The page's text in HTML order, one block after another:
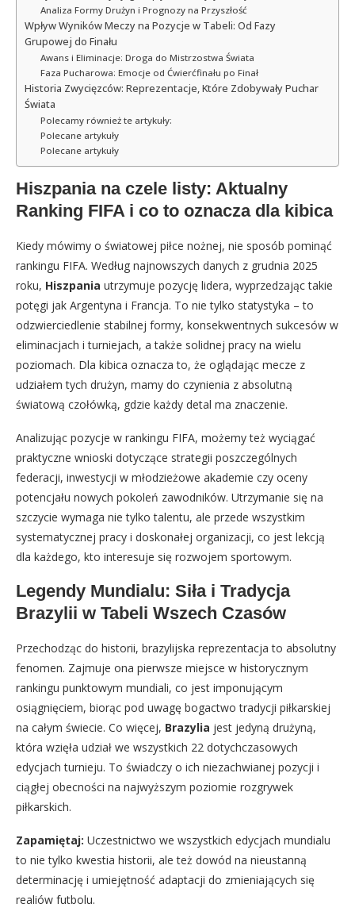
Analiza Formy Drużyn i Prognozy na Przyszłość
Wpływ Wyników Meczy na Pozycje w Tabeli: Od Fazy
Grupowej do Finału
Awans i Eliminacje: Droga do Mistrzostwa Świata
Faza Pucharowa: Emocje od Ćwierćfinału po Finał
Historia Zwycięzców: Reprezentacje, Które Zdobywały Puchar
Świata
Polecamy również te artykuły:
Polecane artykuły
Polecane artykuły
Hiszpania na czele listy: Aktualny
Ranking FIFA i co to oznacza dla kibica
Kiedy mówimy o światowej piłce nożnej, nie sposób pominąć
rankingu FIFA. Według najnowszych danych z grudnia 2025
roku, Hiszpania utrzymuje pozycję lidera, wyprzedzając takie
potęgi jak Argentyna i Francja. To nie tylko statystyka – to
odzwierciedlenie stabilnej formy, konsekwentnych sukcesów w
eliminacjach i turniejach, a także solidnej pracy na wielu
poziomach. Dla kibica oznacza to, że oglądając mecze z
udziałem tych drużyn, mamy do czynienia z absolutną
światową czołówką, gdzie każdy detal ma znaczenie.
Analizując pozycje w rankingu FIFA, możemy też wyciągać
praktyczne wnioski dotyczące strategii poszczególnych
federacji, inwestycji w młodzieżowe akademie czy oceny
potencjału nowych pokoleń zawodników. Utrzymanie się na
szczycie wymaga nie tylko talentu, ale przede wszystkim
systematycznej pracy i doskonałej organizacji, co jest lekcją
dla każdego, kto interesuje się rozwojem sportowym.
Legendy Mundialu: Siła i Tradycja
Brazylii w Tabeli Wszech Czasów
Przechodząc do historii, brazylijska reprezentacja to absolutny
fenomen. Zajmuje ona pierwsze miejsce w historycznym
rankingu punktowym mundiali, co jest imponującym
osiągnięciem, biorąc pod uwagę bogactwo tradycji piłkarskiej
na całym świecie. Co więcej, Brazylia jest jedyną drużyną,
która wzięła udział we wszystkich 22 dotychczasowych
edycjach turnieju. To świadczy o ich niezachwianej pozycji i
ciągłej obecności na najwyższym poziomie rozgrywek
piłkarskich.
Zapamiętaj: Uczestnictwo we wszystkich edycjach mundialu
to nie tylko kwestia historii, ale też dowód na nieustanną
determinację i umiejętność adaptacji do zmieniających się
realiów futbolu.